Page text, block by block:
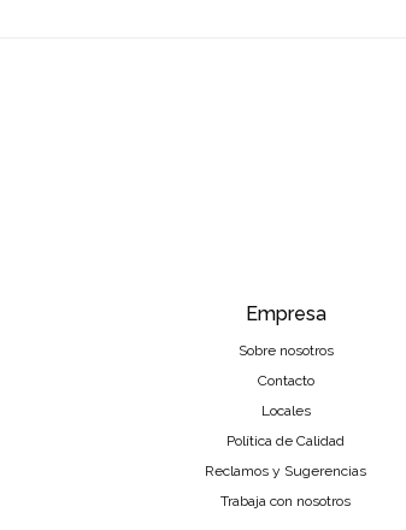
Empresa
Sobre nosotros
Contacto
Locales
Política de Calidad
Reclamos y Sugerencias
Trabaja con nosotros